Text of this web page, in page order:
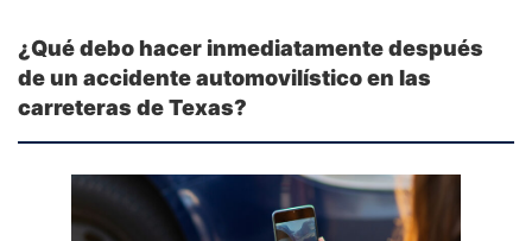
¿Qué debo hacer inmediatamente después
de un accidente automovilístico en las
carreteras de Texas?